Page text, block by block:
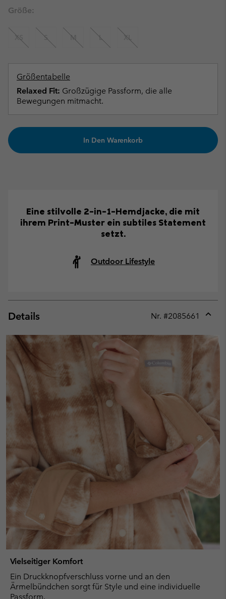
Größe:
XS S M L XL
Größentabelle
Relaxed Fit: Großzügige Passform, die alle
Bewegungen mitmacht.
In Den Warenkorb
Eine stilvolle 2-in-1-Hemdjacke, die mit
ihrem Print-Muster ein subtiles Statement
setzt.
Outdoor Lifestyle
Details Nr. #2085661
or
Vielseitiger Komfort
Ein Druckknopfverschluss vorne und an den
Ärmelbündchen sorgt für Style und eine individuelle
Passform.